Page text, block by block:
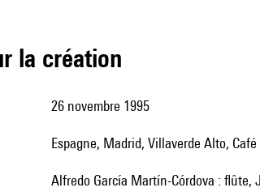
la création
26 novembre 1995
Espagne, Madrid, Villaverde Alto,
Alfredo García Martín-Córdova : flûte,